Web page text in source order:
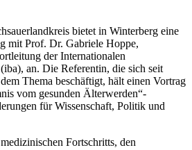
bietet in Winterberg eine
mit Prof. Dr. Gabriele Hoppe,
der Internationalen
an. Die Referentin, die sich seit
Thema beschäftigt, hält einen Vortrag
vom gesunden Älterwerden“-
für Wissenschaft, Politik und
Fortschritts, den